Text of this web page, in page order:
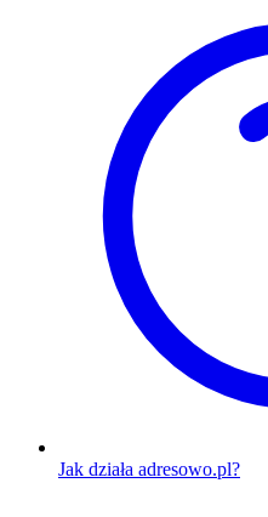
Jak działa adresowo.pl?